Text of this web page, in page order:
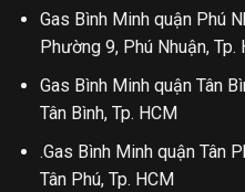
Gas Bình Minh quận Phú
Phường 9, Phú Nhuận, Tp.
Gas Bình Minh quận Tân
Tân Bình, Tp. HCM
.Gas Bình Minh quận Tân
Tân Phú, Tp. HCM